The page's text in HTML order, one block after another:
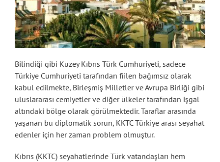
Bilindiği gibi Kuzey Kıbrıs Türk Cumhuriyeti, sadece
Türkiye Cumhuriyeti tarafından fiilen bağımsız olarak
kabul edilmekte, Birleşmiş Milletler ve Avrupa Birliği gibi
uluslararası cemiyetler ve diğer ülkeler tarafından işgal
altındaki bölge olarak görülmektedir. Taraflar arasında
yaşanan bu diplomatik sorun, KKTC Türkiye arası seyahat
edenler için her zaman problem olmuştur.
Kıbrıs (KKTC) seyahatlerinde Türk vatandaşları hem